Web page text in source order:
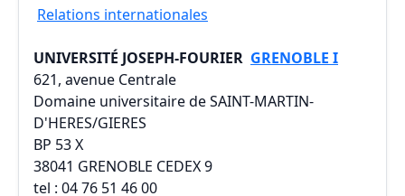
Relations internationales
UNIVERSITÉ JOSEPH-FOURIER GRENOBLE I
621, avenue Centrale
Domaine universitaire de SAINT-MARTIN-
D'HERES/GIERES
BP 53 X
38041 GRENOBLE CEDEX 9
tel : 04 76 51 46 00